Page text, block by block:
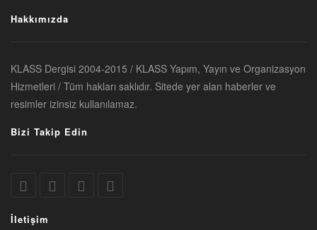
Hakkımızda
KLASS Dergisi 2004-2015 / KLASS Yapım, Yayın ve Organizasyon
Hizmetleri / Tüm hakları saklıdır. Sitede yer alan haberler ve
resimler izinsiz kullanılamaz.
Bizi Takip Edin
İletişim